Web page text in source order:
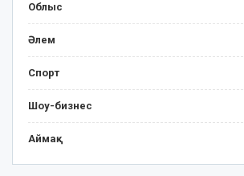
Облыс
Әлем
Спорт
Шоу-бизнес
Аймақ